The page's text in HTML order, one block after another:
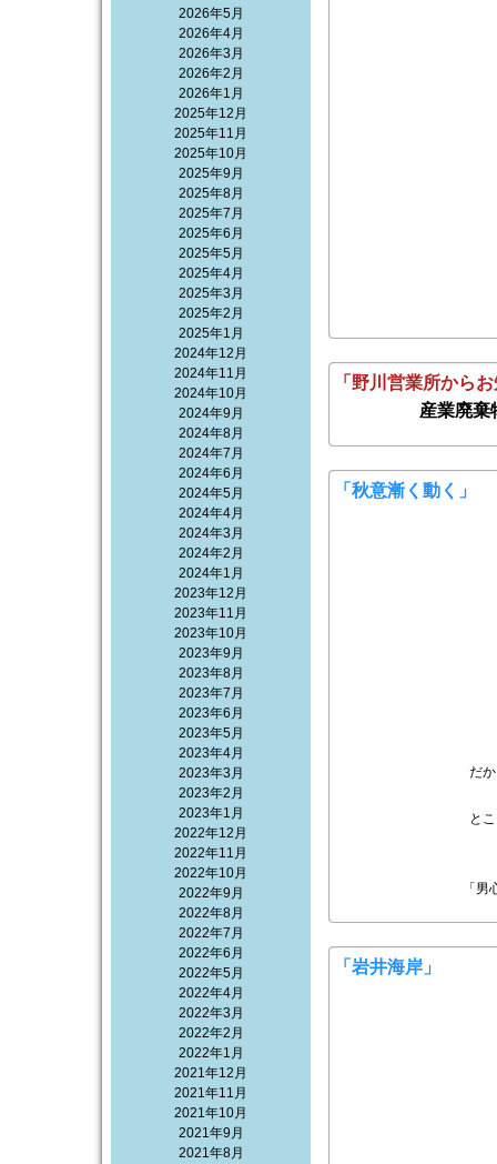
2026年5月
2026年4月
2026年3月
2026年2月
2026年1月
2025年12月
2025年11月
2025年10月
2025年9月
2025年8月
2025年7月
2025年6月
2025年5月
2025年4月
2025年3月
2025年2月
2025年1月
2024年12月
2024年11月
2024年10月
2024年9月
2024年8月
2024年7月
2024年6月
2024年5月
2024年4月
2024年3月
2024年2月
2024年1月
2023年12月
2023年11月
2023年10月
2023年9月
2023年8月
2023年7月
2023年6月
2023年5月
2023年4月
2023年3月
2023年2月
2023年1月
2022年12月
2022年11月
2022年10月
2022年9月
2022年8月
2022年7月
2022年6月
2022年5月
2022年4月
2022年3月
2022年2月
2022年1月
2021年12月
2021年11月
2021年10月
2021年9月
2021年8月
「野川営業所から
産業廃
「秋意漸く動く」
だ
と
「
「岩井海岸」